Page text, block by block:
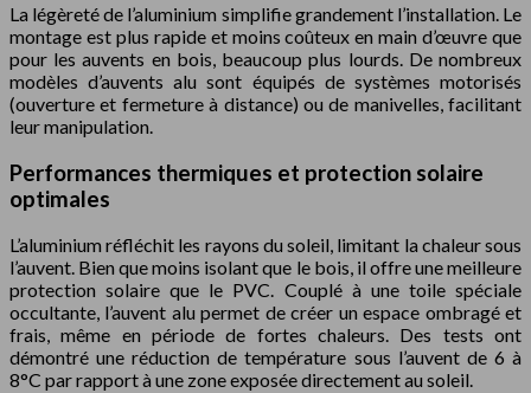
La légèreté de l’aluminium simplifie grandement l’installation. Le
montage est plus rapide et moins coûteux en main d’œuvre que
pour les auvents en bois, beaucoup plus lourds. De nombreux
modèles d’auvents alu sont équipés de systèmes motorisés
(ouverture et fermeture à distance) ou de manivelles, facilitant
leur manipulation.
Performances thermiques et protection solaire
optimales
L’aluminium réfléchit les rayons du soleil, limitant la chaleur sous
l’auvent. Bien que moins isolant que le bois, il offre une meilleure
protection solaire que le PVC. Couplé à une toile spéciale
occultante, l’auvent alu permet de créer un espace ombragé et
frais, même en période de fortes chaleurs. Des tests ont
démontré une réduction de température sous l’auvent de 6 à
8°C par rapport à une zone exposée directement au soleil.